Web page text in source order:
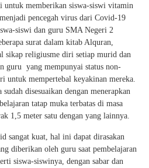
untuk memberikan siswa-siswi vitamin
pencegah virus dari Covid-19
siswi dan guru SMA Negeri 2
surat dalam kitab Alquran,
sikap religiusme diri setiap murid dan
guru yang mempunyai status non-
untuk mempertebal keyakinan mereka.
disesuaikan dengan menerapkan
tatap muka terbatas di masa
1,5 meter satu dengan yang lainnya.
sangat kuat, hal ini dapat dirasakan
diberikan oleh guru saat pembelajaran
siswa-siswinya, dengan sabar dan